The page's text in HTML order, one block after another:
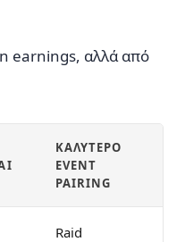
earnings, αλλά από
ΚΑΛΎΤΕΡΟ
EVENT
PAIRING
Raid